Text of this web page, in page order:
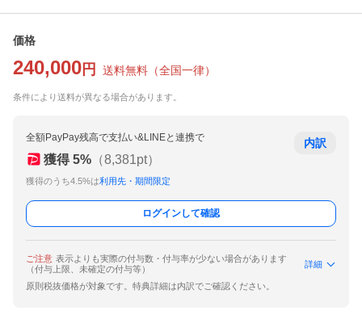
価格
240,000 円 送料無料 （全国一律）
条件により送料が異なる場合があります。
全額PayPay残高で支払い&LINEと連携で
獲得 5% （8,381pt）
獲得のうち4.5%は利用先・期間限定
内訳
ログインして確認
ご注意 表示よりも実際の付与数・付与率が少ない場合があります
（付与上限、未確定の付与等）
詳細
原則税抜価格が対象です。特典詳細は内訳でご確認ください。